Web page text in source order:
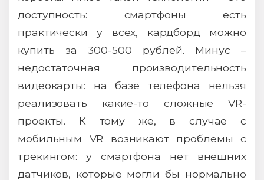
доступность: смартфоны есть
практически у всех, кардборд можно
купить за 300-500 рублей. Минус –
недостаточная производительность
видеокарты: на базе телефона нельзя
реализовать какие-то сложные VR-
проекты. К тому же, в случае с
мобильным VR возникают проблемы с
трекингом: у смартфона нет внешних
датчиков, которые могли бы нормально